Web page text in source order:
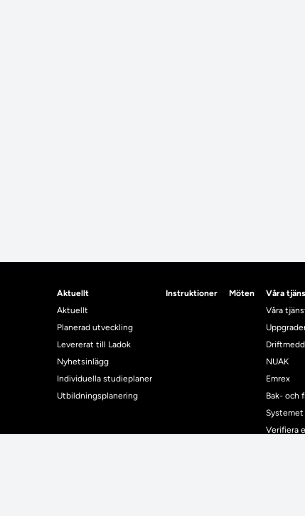
Aktuellt
Aktuellt
Planerad utveckling
Levererat till Ladok
Nyhetsinlägg
Individuella studieplaner
Utbildningsplanering
Instruktioner Möten
Våra
Våra
NUAK
Emrex
Bak- och
Systemet
Verifiera